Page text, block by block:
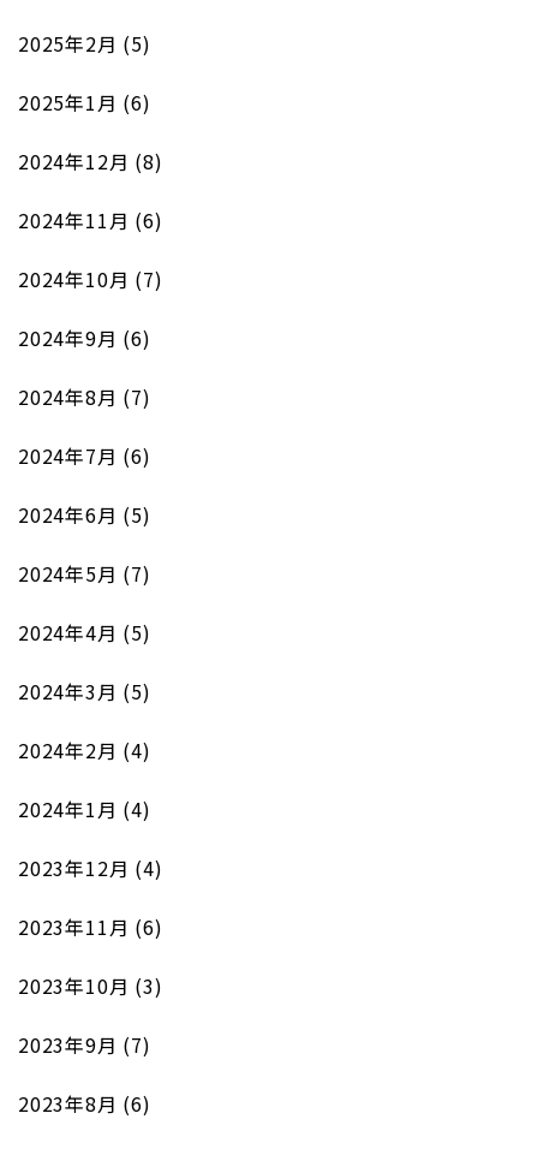
2025年2月 (5)
2025年1月 (6)
2024年12月 (8)
2024年11月 (6)
2024年10月 (7)
2024年9月 (6)
2024年8月 (7)
2024年7月 (6)
2024年6月 (5)
2024年5月 (7)
2024年4月 (5)
2024年3月 (5)
2024年2月 (4)
2024年1月 (4)
2023年12月 (4)
2023年11月 (6)
2023年10月 (3)
2023年9月 (7)
2023年8月 (6)